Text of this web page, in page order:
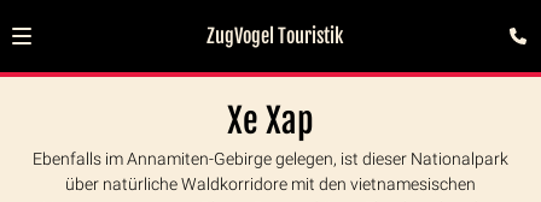
ZugVogel Touristik
Xe Xap
Ebenfalls im Annamiten-Gebirge gelegen, ist dieser Nationalpark
über natürliche Waldkorridore mit den vietnamesischen